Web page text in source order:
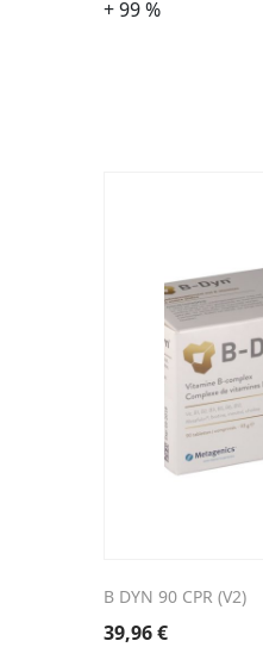
+ 99 %
B DYN 90 CPR (V2)
39,96€